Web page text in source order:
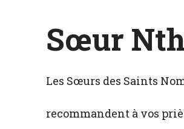
Sœur
Les Sœurs des Saints
recommandent à vos